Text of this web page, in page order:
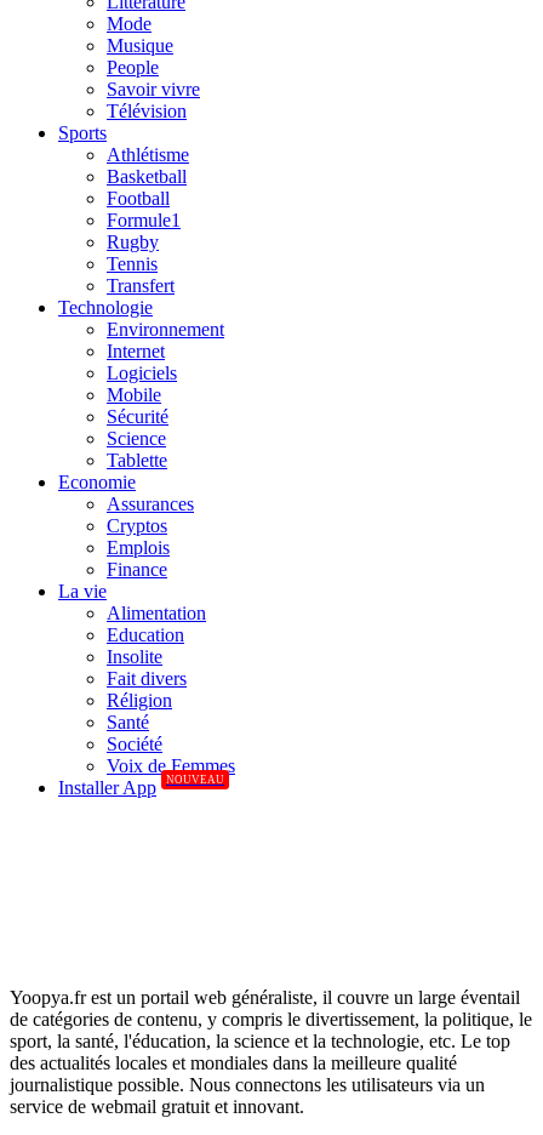
Mode
Musique
People
Savoir vivre
Télévision
Sports
Athlétisme
Basketball
Football
Formule1
Rugby
Tennis
Transfert
Technologie
Environnement
Internet
Logiciels
Mobile
Sécurité
Science
Tablette
Economie
Assurances
Cryptos
Emplois
Finance
La vie
Alimentation
Education
Insolite
Fait divers
Réligion
Santé
Société
Voix de Femmes
Installer App
NOUVEAU
Yoopya.fr est un portail web généraliste, il couvre un large éventail
de catégories de contenu, y compris le divertissement, la politique, le
sport, la santé, l'éducation, la science et la technologie, etc. Le top
des actualités locales et mondiales dans la meilleure qualité
journalistique possible. Nous connectons les utilisateurs via un
service de webmail gratuit et innovant.